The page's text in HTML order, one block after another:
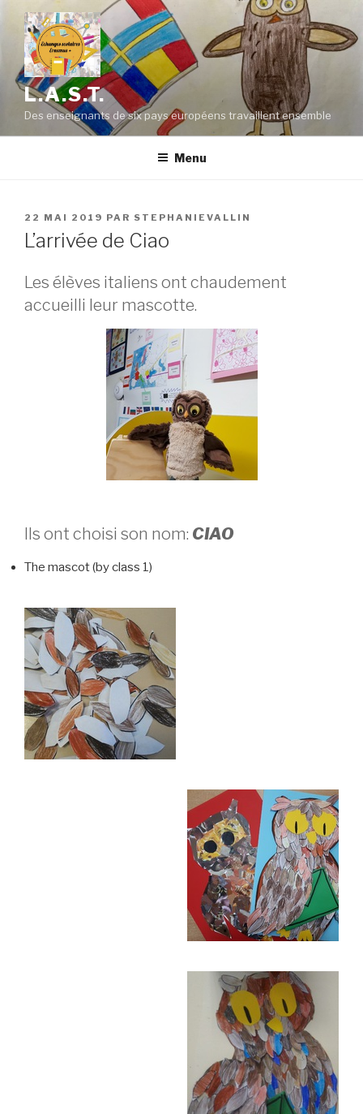
Aller
contenu
principal
L.A.S.T.
Des enseignants de six pays européens travaillent ensemble
Menu
PUBLIÉ
LE
22 MAI 2019 PAR STEPHANIEVALLIN
L’arrivée de Ciao
Les élèves italiens ont chaudement
accueilli leur mascotte.
Ils ont choisi son nom: CIAO
The mascot (by class 1)